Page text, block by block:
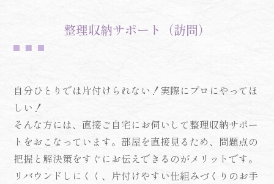
整理収納サポート（訪問）
自分ひとりでは片付けられない！実際にプロにやってほ
しい！
そんな方には、直接ご自宅にお伺いして整理収納サポー
トをおこなっています。部屋を直接見るため、問題点の
把握と解決策をすぐにお伝えできるのがメリットです。
リバウンドしにくく、片付けやすい仕組みづくりのお手